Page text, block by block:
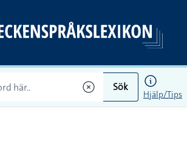
Sök
Hjälp/Tips